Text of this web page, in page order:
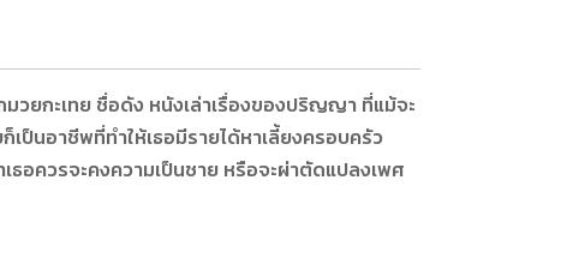
ยกะเทย ชื่อดัง หนังเล่าเรื่องของปริญญา ที่แม้จะ
ป็นอาชีพที่ทำให้เธอมีรายได้หาเลี้ยงครอบครัว
ธอควรจะคงความเป็นชาย หรือจะผ่าตัดแปลงเพศ